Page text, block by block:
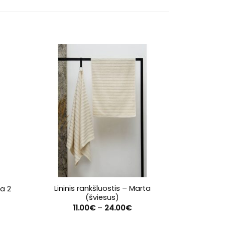
2
Lininis rankšluostis – Marta
(šviesus)
11.00€ – 24.00€Price